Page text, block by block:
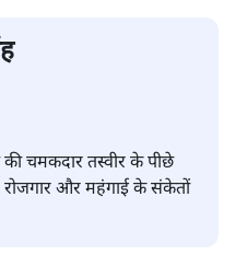
चमकदार तस्वीर के पीछे
और महंगाई के संकेतों